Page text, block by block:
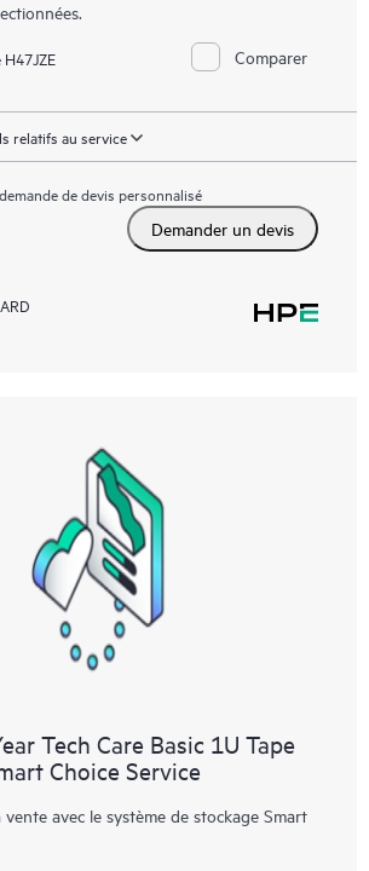
H47JZE Comparer
relatifs au service
de devis personnalisé
Demander un devis
Tech Care Basic 1U Tape
Choice Service
vente avec le système de stockage Smart